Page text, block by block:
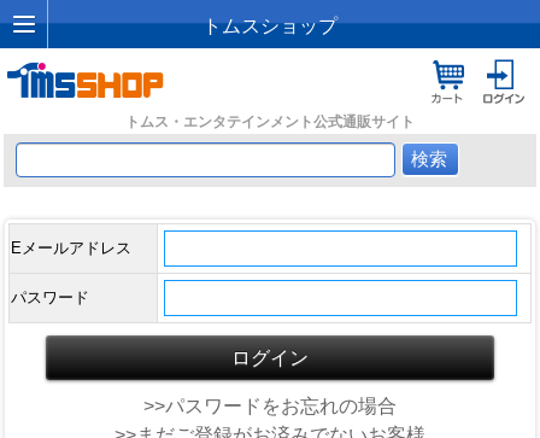
トムスショップ
トムス・エンタテインメント公式通販サイト
Eメールアドレス
パスワード
>>パスワードをお忘れの場合